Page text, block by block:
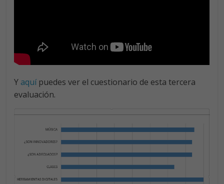
Y aquípuedes ver el cuestionario de esta tercera
evaluación.